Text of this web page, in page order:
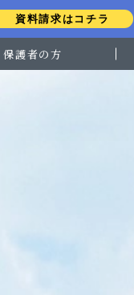
資料請求はコチラ
保護者の方